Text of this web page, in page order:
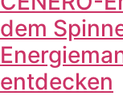
dem
entdecken